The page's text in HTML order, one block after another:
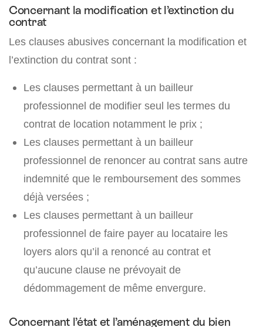
Concernant la modification et l’extinction du
contrat
Les clauses abusives concernant la modification et
l’extinction du contrat sont :
Les clauses permettant à un bailleur
professionnel de modifier seul les termes du
contrat de location notamment le prix ;
Les clauses permettant à un bailleur
professionnel de renoncer au contrat sans autre
indemnité que le remboursement des sommes
déjà versées ;
Les clauses permettant à un bailleur
professionnel de faire payer au locataire les
loyers alors qu’il a renoncé au contrat et
qu’aucune clause ne prévoyait de
dédommagement de même envergure.
Concernant l’état et l’aménagement du bien